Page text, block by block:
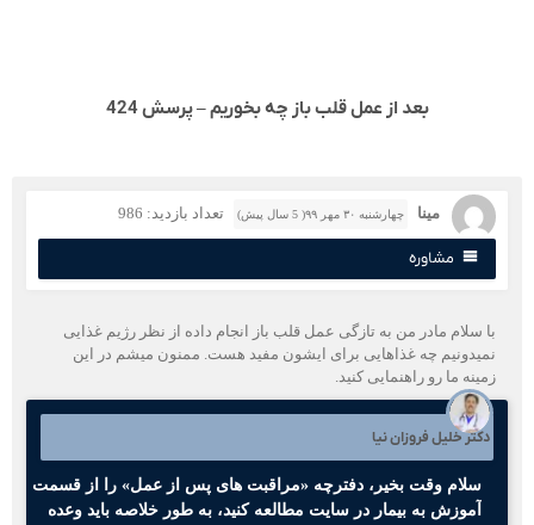
بعد از عمل قلب باز چه بخوریم – پرسش 424
مینا چهارشنبه ۳۰ مهر ۹۹( 5 سال پیش) تعداد بازدید: 986
مشاوره
سلام مادر من به تازگی عمل قلب باز انجام داده از نظر رژیم غذایی
چه غذاهایی برای ایشون مفید هست. ممنون میشم در این
ما رو راهنمایی کنید.
دکتر خلیل فروزان نیا
سلام وقت بخیر، دفترچه «مراقبت های پس از عمل» را از قسمت
آموزش به بیمار در سایت مطالعه کنید، به طور خلاصه باید وعده